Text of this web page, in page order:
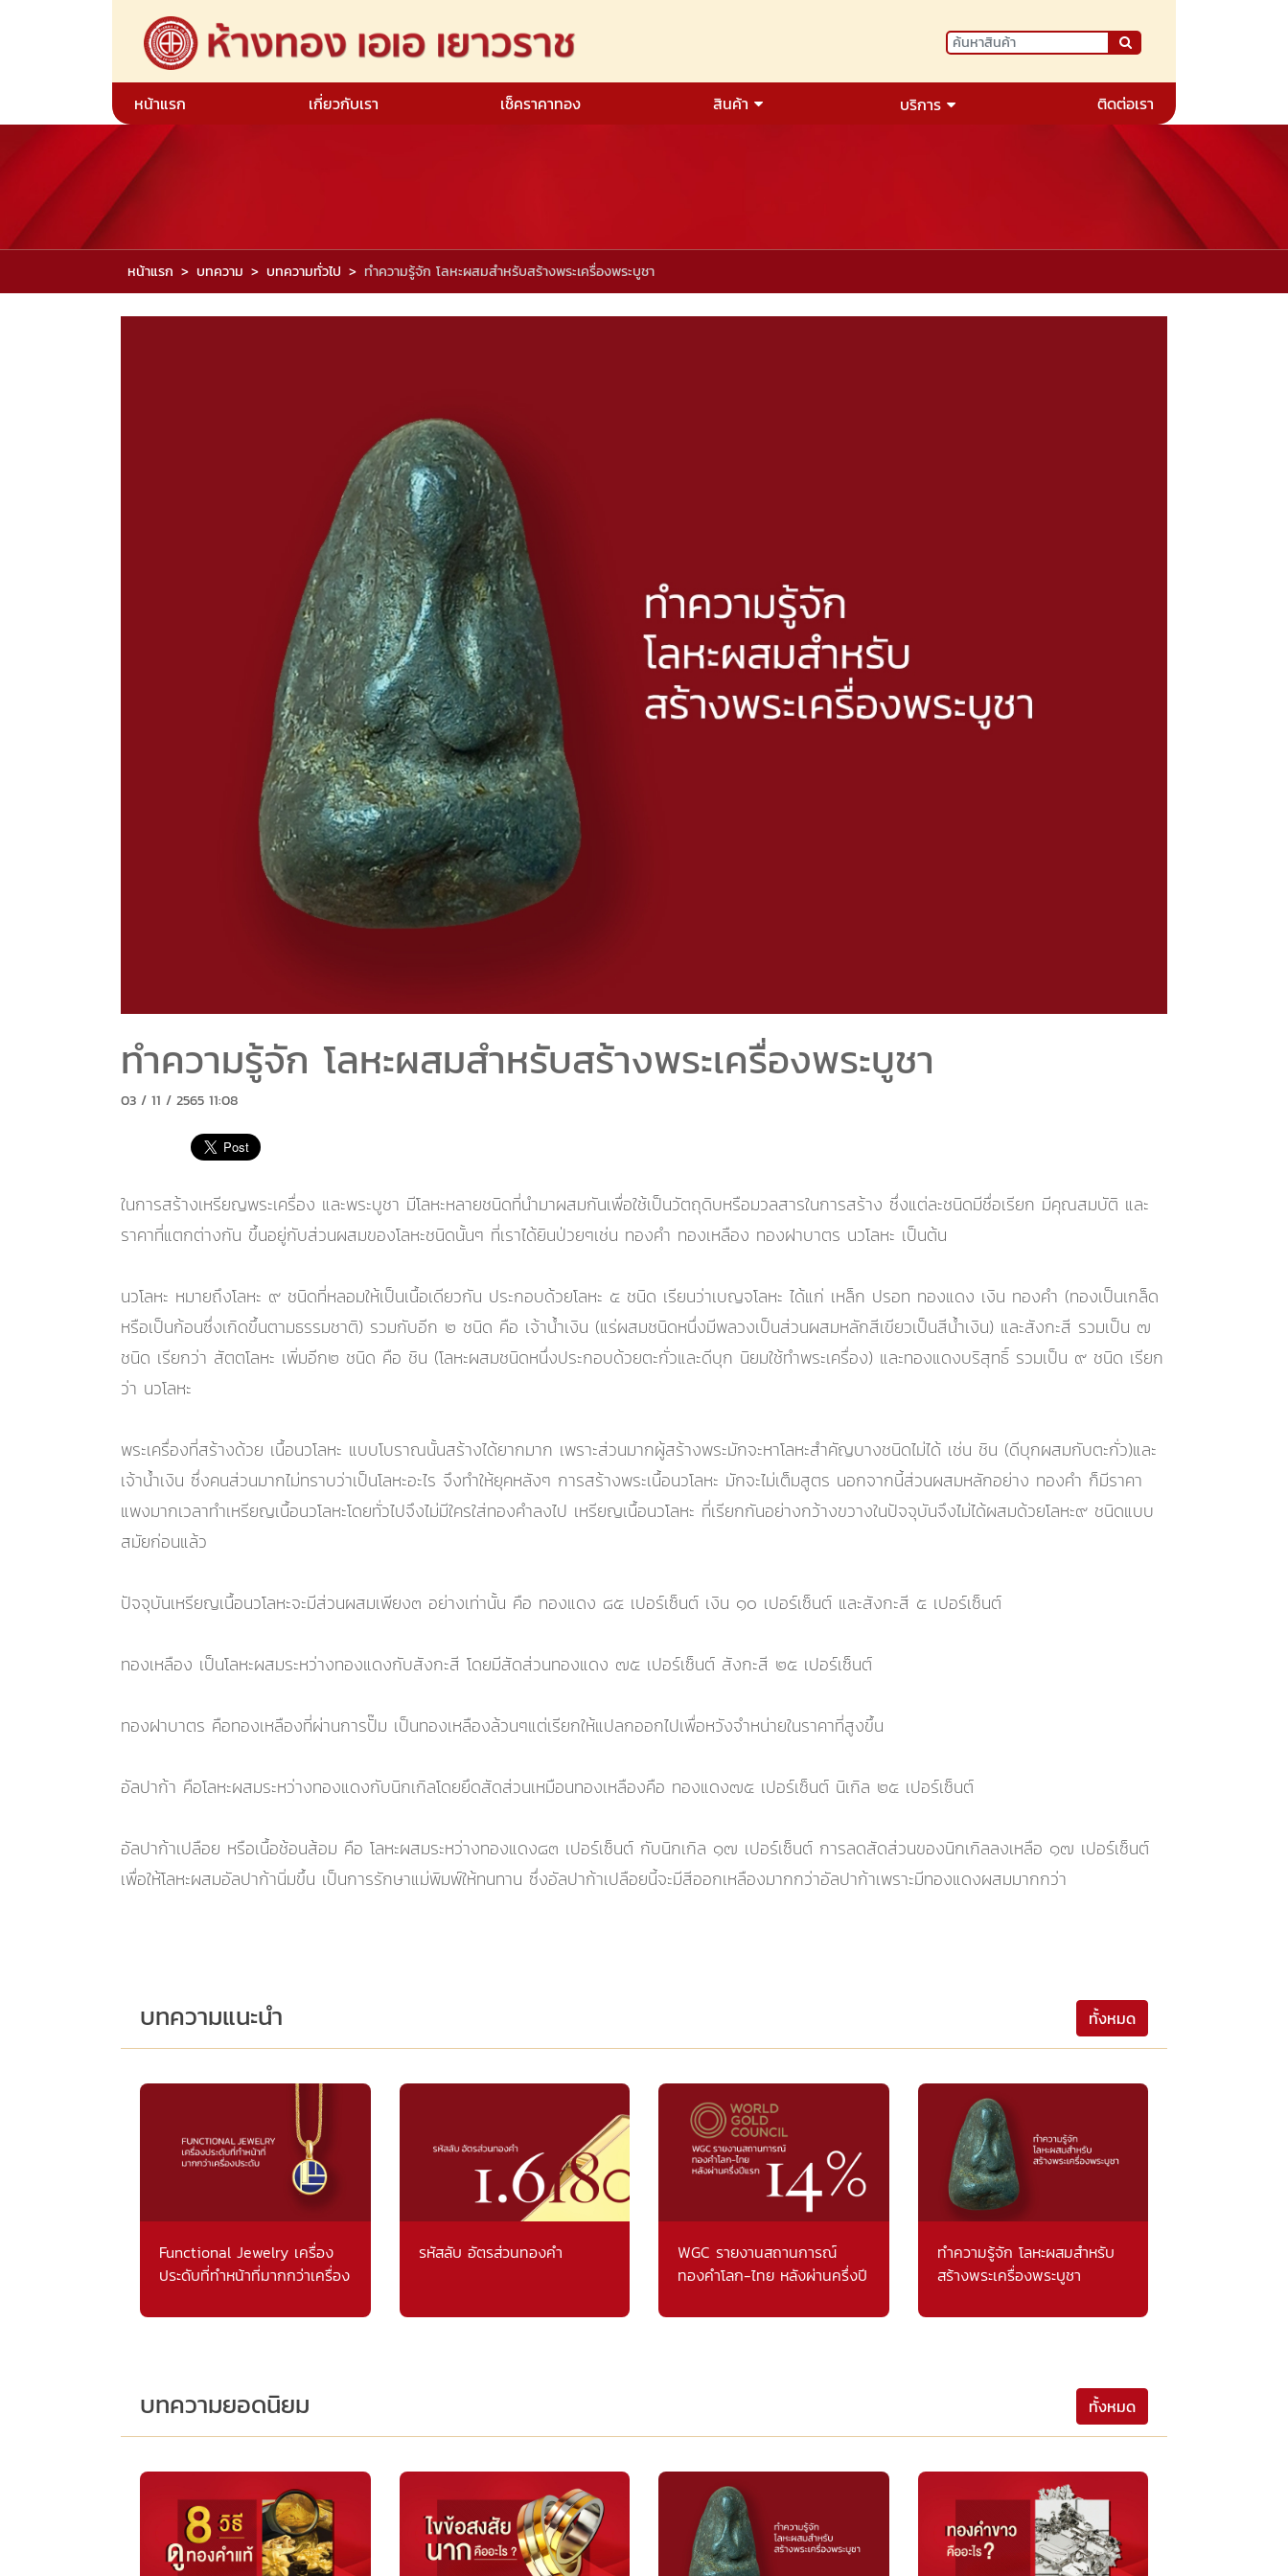
หน้าแรก เกี่ยวกับเรา เช็คราคาทอง สินค้า บริการ ติดต่อเรา
หน้าแรก บทความ บทความทั่วไป ทำความรู้จัก โลหะผสมสำหรับสร้างพระเครื่องพระบูชา
ทำความรู้จัก โลหะผสมสำหรับสร้างพระเครื่องพระบูชา
03 / 11 / 2565 11:08
ในการสร้างเหรียญพระเครื่อง และพระบูชา มีโลหะหลายชนิดที่นำมาผสมกันเพื่อใช้เป็นวัตถุดิบหรือมวลสารในการสร้าง ซึ่งแต่ละชนิดมีชื่อเรียก มีคุณสมบัติ และ
ราคาที่แตกต่างกัน ขึ้นอยู่กับส่วนผสมของโลหะชนิดนั้นๆ ที่เราได้ยินป่วยๆเช่น ทองคำ ทองเหลือง ทองฝาบาตร นวโลหะ เป็นต้น
นวโลหะ หมายถึงโลหะ ๙ ชนิดที่หลอมให้เป็นเนื้อเดียวกัน ประกอบด้วยโลหะ ๕ ชนิด เรียนว่าเบญจโลหะ ได้แก่ เหล็ก ปรอท ทองแดง เงิน ทองคำ (ทองเป็นเกล็ด
หรือเป็นก้อนซึ่งเกิดขึ้นตามธรรมชาติ) รวมกับอีก ๒ ชนิด คือ เจ้าน้ำเงิน (แร่ผสมชนิดหนึ่งมีพลวงเป็นส่วนผสมหลักสีเขียวเป็นสีน้ำเงิน) และสังกะสี รวมเป็น ๗
ชนิด เรียกว่า สัตตโลหะ เพิ่มอีก๒ ชนิด คือ ชิน (โลหะผสมชนิดหนึ่งประกอบด้วยตะกั่วและดีบุก นิยมใช้ทำพระเครื่อง) และทองแดงบริสุทธิ์ รวมเป็น ๙ ชนิด เรียก
ว่า นวโลหะ
พระเครื่องที่สร้างด้วย เนื้อนวโลหะ แบบโบราณนั้นสร้างได้ยากมาก เพราะส่วนมากผู้สร้างพระมักจะหาโลหะสำคัญบางชนิดไม่ได้ เช่น ชิน (ดีบุกผสมกับตะกั่ว)และ
เจ้าน้ำเงิน ซึ่งคนส่วนมากไม่ทราบว่าเป็นโลหะอะไร จึงทำให้ยุคหลังๆ การสร้างพระเนื้อนวโลหะ มักจะไม่เต็มสูตร นอกจากนี้ส่วนผสมหลักอย่าง ทองคำ ก็มีราคา
แพงมากเวลาทำเหรียญเนื้อนวโลหะโดยทั่วไปจึงไม่มีใครใส่ทองคำลงไป เหรียญเนื้อนวโลหะ ที่เรียกกันอย่างกว้างขวางในปัจจุบันจึงไม่ได้ผสมด้วยโลหะ๙ ชนิดแบบ
สมัยก่อนแล้ว
ปัจจุบันเหรียญเนื้อนวโลหะจะมีส่วนผสมเพียง๓ อย่างเท่านั้น คือ ทองแดง ๘๕ เปอร์เซ็นต์ เงิน ๑๐ เปอร์เซ็นต์ และสังกะสี ๕ เปอร์เซ็นต์
ทองเหลือง เป็นโลหะผสมระหว่างทองแดงกับสังกะสี โดยมีสัดส่วนทองแดง ๗๕ เปอร์เซ็นต์ สังกะสี ๒๕ เปอร์เซ็นต์
ทองฝาบาตร คือทองเหลืองที่ผ่านการปั๊ม เป็นทองเหลืองล้วนๆแต่เรียกให้แปลกออกไปเพื่อหวังจำหน่ายในราคาที่สูงขึ้น
อัลปาก้า คือโลหะผสมระหว่างทองแดงกับนิกเกิลโดยยึดสัดส่วนเหมือนทองเหลืองคือ ทองแดง๗๕ เปอร์เซ็นต์ นิเกิล ๒๕ เปอร์เซ็นต์
อัลปาก้าเปลือย หรือเนื้อช้อนส้อม คือ โลหะผสมระหว่างทองแดง๘๓ เปอร์เซ็นต์ กับนิกเกิล ๑๗ เปอร์เซ็นต์ การลดสัดส่วนของนิกเกิลลงเหลือ ๑๗ เปอร์เซ็นต์
เพื่อให้โลหะผสมอัลปาก้านิ่มขึ้น เป็นการรักษาแม่พิมพ์ให้ทนทาน ซึ่งอัลปาก้าเปลือยนี้จะมีสีออกเหลืองมากกว่าอัลปาก้าเพราะมีทองแดงผสมมากกว่า
บทความแนะนำ ทั้งหมด
Functional Jewelry เครื่อง
ประดับที่ทำหน้าที่มากกว่าเครื่อง
รหัสลับ อัตรส่วนทองคำ
WGC รายงานสถานการณ์
ทองคำโลก-ไทย หลังผ่านครึ่งปี
ทำความรู้จัก โลหะผสมสำหรับ
สร้างพระเครื่องพระบูชา
บทความยอดนิยม ทั้งหมด